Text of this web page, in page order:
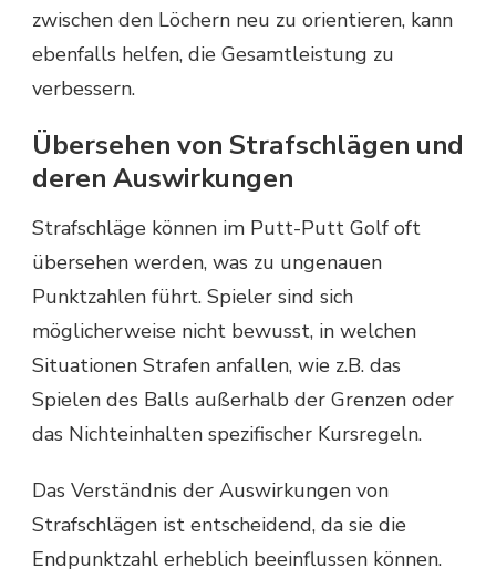
zwischen den Löchern neu zu orientieren, kann
ebenfalls helfen, die Gesamtleistung zu
verbessern.
Übersehen von Strafschlägen und
deren Auswirkungen
Strafschläge können im Putt-Putt Golf oft
übersehen werden, was zu ungenauen
Punktzahlen führt. Spieler sind sich
möglicherweise nicht bewusst, in welchen
Situationen Strafen anfallen, wie z.B. das
Spielen des Balls außerhalb der Grenzen oder
das Nichteinhalten spezifischer Kursregeln.
Das Verständnis der Auswirkungen von
Strafschlägen ist entscheidend, da sie die
Endpunktzahl erheblich beeinflussen können.